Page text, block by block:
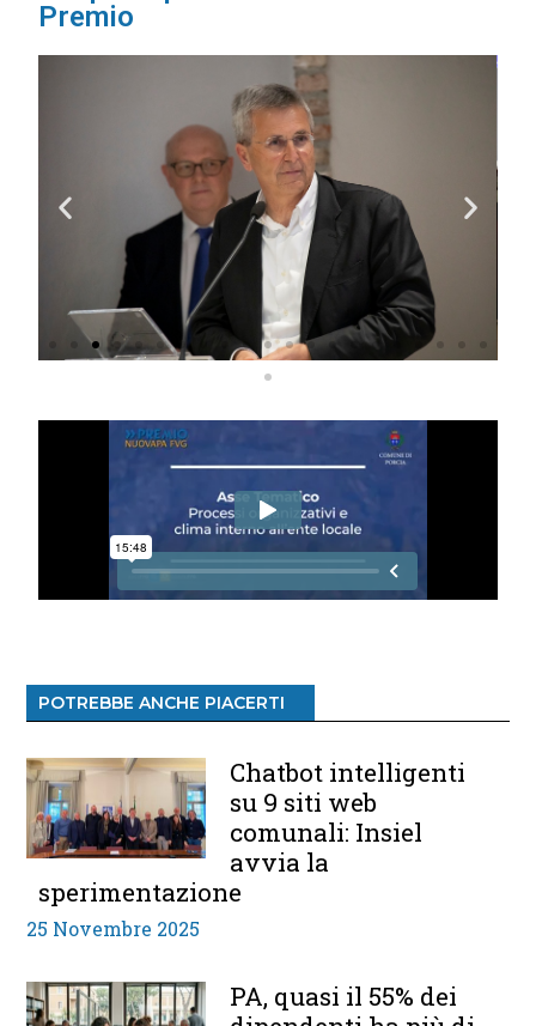
Premio
POTREBBE ANCHE PIACERTI
Chatbot intelligenti
su 9 siti web
comunali: Insiel
avvia la
sperimentazione
25 Novembre 2025
PA, quasi il 55% dei